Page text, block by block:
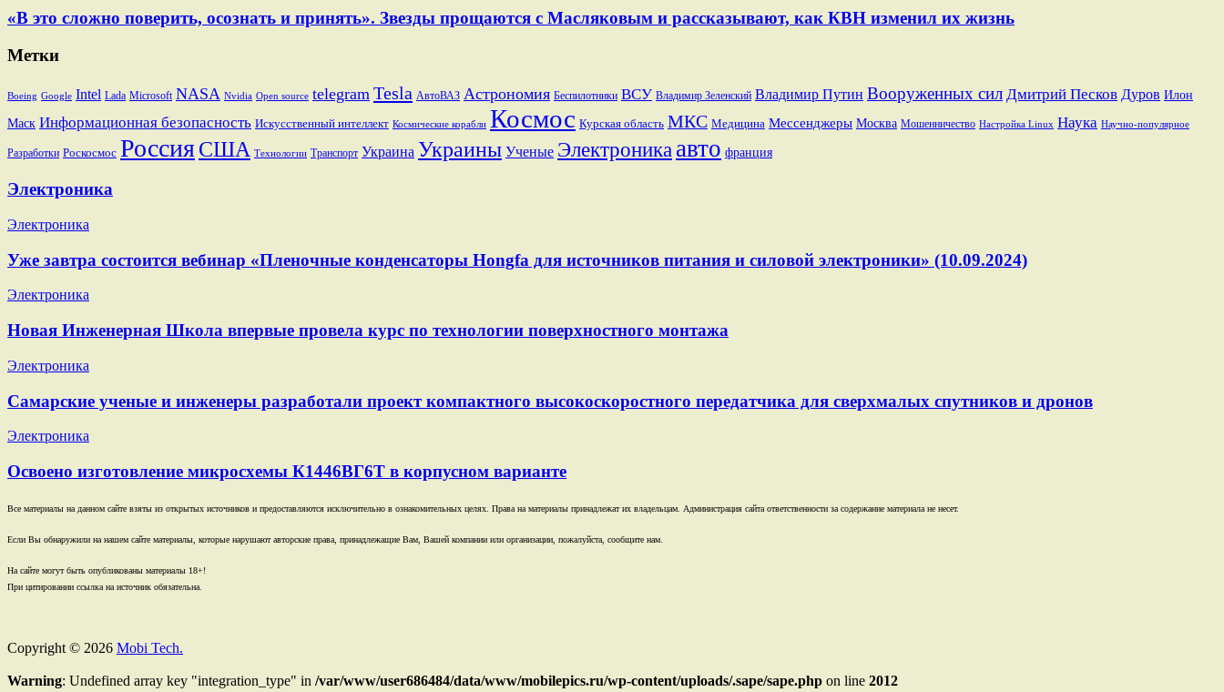
«В это сложно поверить, осознать и принять». Звезды прощаются с Масляковым и рассказывают, как КВН изменил их жизнь
Метки
Boeing Google Intel Lada Microsoft NASA Nvidia Open source telegram Tesla АвтоВАЗ Астрономия Беспилотники ВСУ Владимир Зеленский Владимир Путин Вооруженных сил Дмитрий Песков Дуров Илон
Маск Информационная безопасность Искусственный интеллект Космические корабли Космос Курская область МКС Медицина Мессенджеры Москва Мошенничество Настройка Linux Наука Научно-популярное
Разработки Роскосмос РоссияСША Технологии Транспорт Украина Украины Ученые Электроника авто франция
Электроника
Электроника
Уже завтра состоится вебинар «Пленочные конденсаторы Hongfa для источников питания и силовой электроники» (10.09.2024)
Электроника
Новая Инженерная Школа впервые провела курс по технологии поверхностного монтажа
Электроника
Самарские ученые и инженеры разработали проект компактного высокоскоростного передатчика для сверхмалых спутников и дронов
Электроника
Освоено изготовление микросхемы К1446ВГ6Т в корпусном варианте
Все материалы на данном сайте взяты из открытых источников и предоставляются исключительно в ознакомительных целях. Права на материалы принадлежат их владельцам. Администрация сайта ответственности за содержание материала не несет.
Если Вы обнаружили на нашем сайте материалы, которые нарушают авторские права, принадлежащие Вам, Вашей компании или организации, пожалуйста, сообщите нам.
На сайте могут быть опубликованы материалы 18+!
При цитировании ссылка на источник обязательна.
Copyright © 2026 Mobi Tech.
Warning: Undefined array key "integration_type" in /var/www/user686484/data/www/mobilepics.ru/wp-content/uploads/.sape/sape.php on line 2012